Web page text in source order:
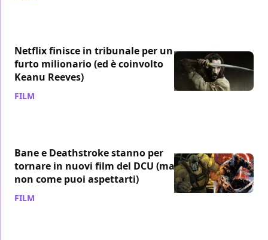
Netflix finisce in tribunale per un
furto milionario (ed è coinvolto
Keanu Reeves)
FILM
Bane e Deathstroke stanno per
tornare in nuovi film del DCU (ma
non come puoi aspettarti)
FILM